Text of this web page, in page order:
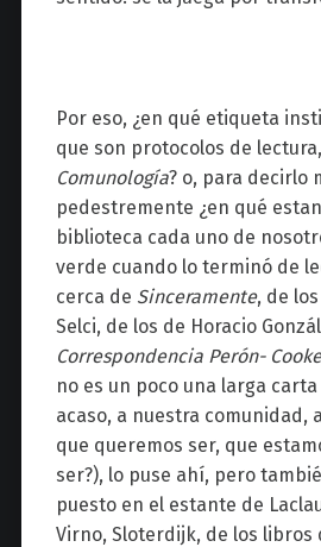
Por eso, ¿en qué etiqueta
que son protocolos de
Comunología? o, para decirlo
pedestremente ¿en qué
biblioteca cada uno de
verde cuando lo terminó de
cerca de Sinceramente, de
Selci, de los de Horacio
Correspondencia Perón- Cooke
no es un poco una larga
acaso, a nuestra comunidad,
que queremos ser, que
ser?), lo puse ahí, pero
puesto en el estante de
Virno, Sloterdijk, de los libros